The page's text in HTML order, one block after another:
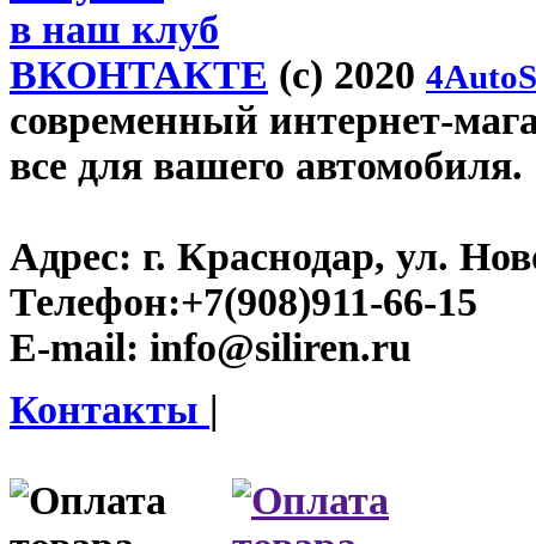
в наш клуб
ВКОНТАКТЕ (c) 2020
современный интернет-
все для вашего автомобиля.
Адрес: г. Краснодар, ул.
Телефон:+7(908)911-66-15
E-mail: info@siliren.ru
Контакты |